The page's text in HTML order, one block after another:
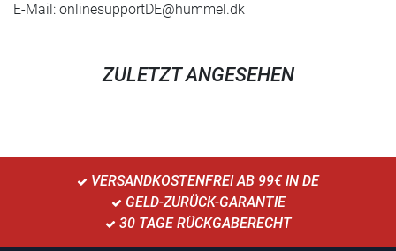
E-Mail: onlinesupportDE@hummel.dk
ZULETZT ANGESEHEN
VERSANDKOSTENFREI AB 99€ IN DE
GELD-ZURÜCK-GARANTIE
30 TAGE RÜCKGABERECHT